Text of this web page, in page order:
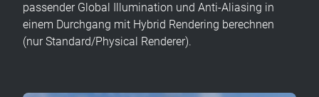
passender Global Illumination und Anti-Aliasing in
einem Durchgang mit Hybrid Rendering berechnen
(nur Standard/Physical Renderer).